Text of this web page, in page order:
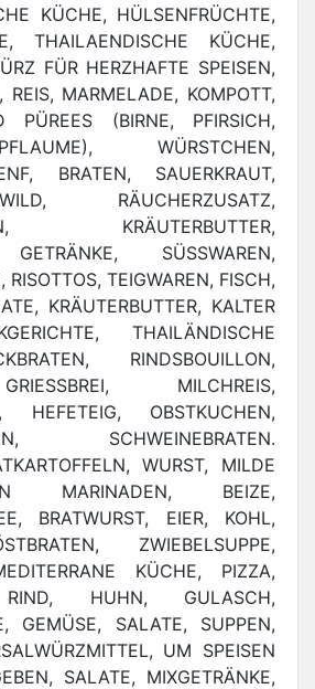
KÜCHE, HÜLSENFRÜCHTE,
THAILAENDISCHE KÜCHE,
FÜR HERZHAFTE SPEISEN,
REIS, MARMELADE, KOMPOTT,
PÜREES (BIRNE, PFIRSICH,
WÜRSTCHEN,
BRATEN, SAUERKRAUT,
RÄUCHERZUSATZ,
KRÄUTERBUTTER,
GETRÄNKE, SÜSSWAREN,
RISOTTOS, TEIGWAREN, FISCH,
KRÄUTERBUTTER, KALTER
THAILÄNDISCHE
RINDSBOUILLON,
MILCHREIS,
HEFETEIG, OBSTKUCHEN,
SCHWEINEBRATEN.
WURST, MILDE
MARINADEN, BEIZE,
BRATWURST, EIER, KOHL,
ZWIEBELSUPPE,
KÜCHE, PIZZA,
RIND, HUHN, GULASCH,
GEMÜSE, SALATE, SUPPEN,
UM SPEISEN
SALATE, MIXGETRÄNKE,